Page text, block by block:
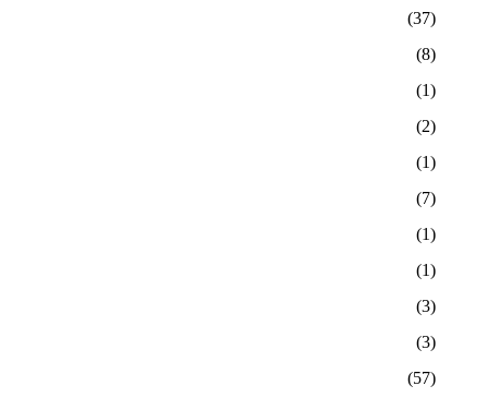
(37)
(8)
(1)
(2)
(1)
(7)
(1)
(1)
(3)
(3)
(57)